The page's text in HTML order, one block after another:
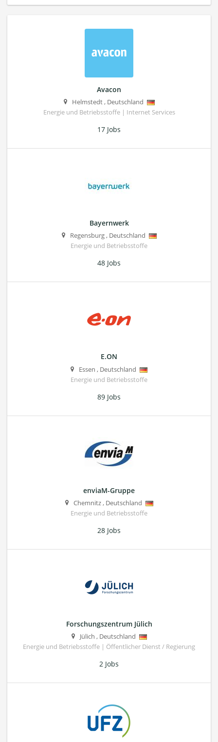
Avacon
Helmstedt, Deutschland
Energie und Betriebsstoffe | Internet Services
17 Jobs
Bayernwerk
Regensburg, Deutschland
Energie und Betriebsstoffe
48 Jobs
E.ON
Essen , Deutschland
Energie und Betriebsstoffe
89 Jobs
enviaM-Gruppe
Chemnitz, Deutschland
Energie und Betriebsstoffe
28 Jobs
Forschungszentrum Jülich
Jülich , Deutschland
Energie und Betriebsstoffe | Öffentlicher Dienst / Regierung
2 Jobs